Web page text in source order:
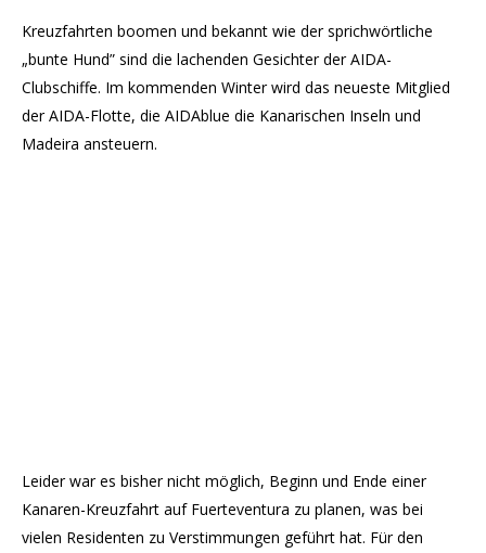
Kreuzfahrten boomen und bekannt wie der sprichwörtliche
„bunte Hund” sind die lachenden Gesichter der AIDA-
Clubschiffe. Im kommenden Winter wird das neueste Mitglied
der AIDA-Flotte, die AIDAblue die Kanarischen Inseln und
Madeira ansteuern.
Leider war es bisher nicht möglich, Beginn und Ende einer
Kanaren-Kreuzfahrt auf Fuerteventura zu planen, was bei
vielen Residenten zu Verstimmungen geführt hat. Für den